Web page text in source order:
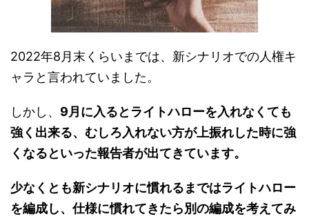
2022年8月末くらいまでは、新シナリオでの人権キ
ャラと言われていました。
しかし、 9月に入るとライトハローを入れなくても
強く出来る、むしろ入れない方が上振れした時に強
くなるといった報告者が出てきています。
少なくとも新シナリオに慣れるまではライトハロー
を編成し、仕様に慣れてきたら別の編成を考えてみ